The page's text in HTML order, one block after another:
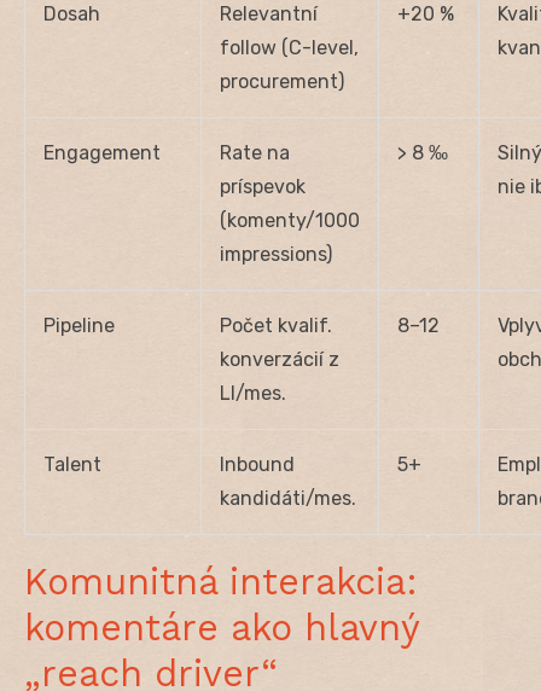
Dosah
Relevantní
follow (C-level,
procurement)
+20 %
Engagement
Rate na
príspevok
(komenty/1000
impressions)
> 8 ‰
nie
Pipeline
Počet kvalif.
konverzácií z
LI/mes.
8–12
Talent
Inbound
kandidáti/mes.
5+
Komunitná interakcia:
komentáre ako hlavný
„reach driver“